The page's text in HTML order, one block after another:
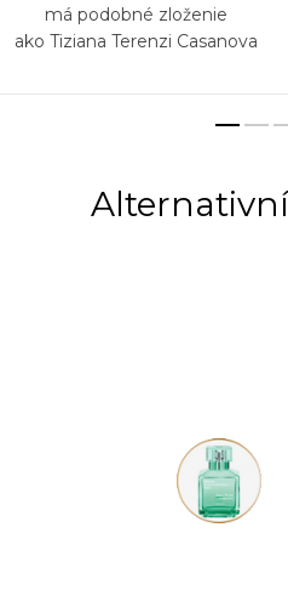
má podobné zloženie
ako Tiziana Terenzi Casanova